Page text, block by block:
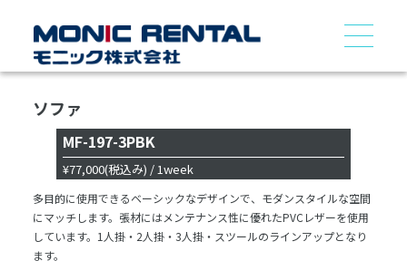
ソファ
MF-197-3PBK
¥77,000(税込み) / 1week
多目的に使用できるベーシックなデザインで、モダンスタイルな空間
にマッチします。張材にはメンテナンス性に優れたPVCレザーを使用
しています。1人掛・2人掛・3人掛・スツールのラインアップとなり
ます。